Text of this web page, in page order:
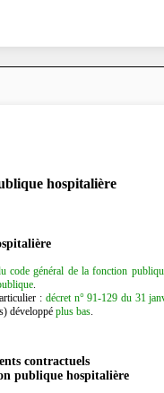
hospitalière
code général de la fonction
.
: décret n° 91-129 du 31
développé plus bas.
contractuels
publique hospitalière